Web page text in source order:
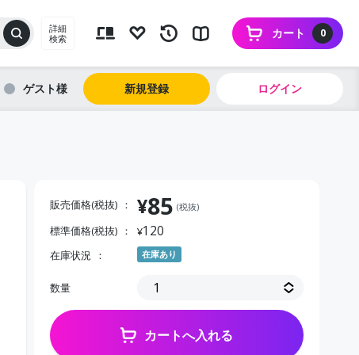
詳細
検索
0
カート
ゲスト 新規登録 ログイン
販売価格(税抜) ¥85 (税抜)
標準価格(税抜) ¥120
在庫状況 在庫あり
数量
カートへ入れる